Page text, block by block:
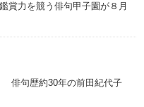
賞力を競う俳句甲子園が８月
俳句歴約30年の前田紀代子